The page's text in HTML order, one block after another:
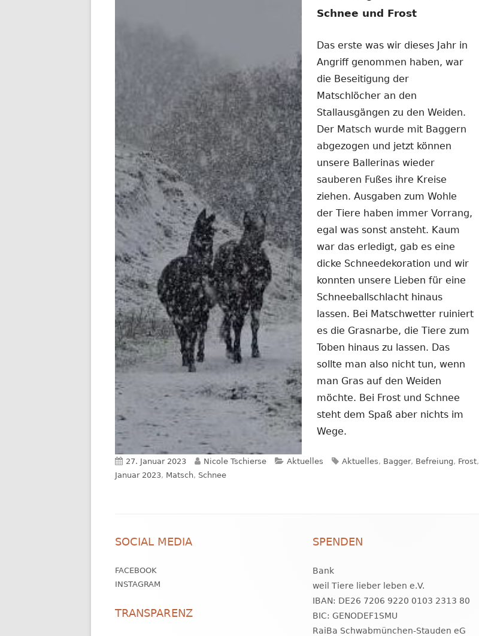
Schnee und Frost
Das erste was wir dieses Jahr in
Angriff genommen haben, war
die Beseitigung der
Matschlöcher an den
Stallausgängen zu den Weiden.
Der Matsch wurde mit Baggern
abgezogen und jetzt können
unsere Ballerinas wieder
sauberen Fußes ihre Kreise
ziehen. Ausgaben zum Wohle
der Tiere haben immer Vorrang,
egal was sonst ansteht. Kaum
war das erledigt, gab es eine
dicke Schneedekoration und wir
konnten unsere Lieben für eine
Schneeballschlacht hinaus
lassen. Bei Matschwetter ruiniert
es die Grasnarbe, die Tiere zum
Toben hinaus zu lassen. Das
sollte man also nicht tun, wenn
man Gras auf den Weiden
möchte. Bei Frost und Schnee
steht dem Spaß aber nichts im
Wege.
Veröffentlicht
am
27. Januar 2023 Autor
Nicole Tschierse Kategorien
Aktuelles Schlagwörter
Aktuelles, Bagger, Befreiung, Frost,
Januar 2023, Matsch, Schnee
Inhalt
SOCIAL MEDIA
FACEBOOK
INSTAGRAM
TRANSPARENZ
SPENDEN
Bank
weil Tiere lieber leben e.V.
IBAN: DE26 7206 9220 0103 2313 80
BIC: GENODEF1SMU
RaiBa Schwabmünchen-Stauden eG